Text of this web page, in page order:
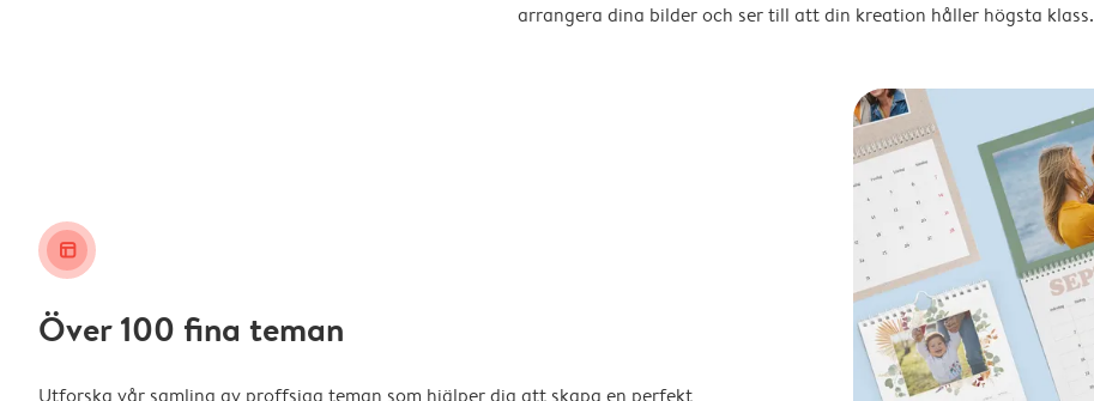
arrangera dina bilder och ser till att din kreation håller högsta klass.
layout_alt
Över 100 fina teman
Utforska vår samling av proffsiga teman som hjälper dig att skapa en perfekt